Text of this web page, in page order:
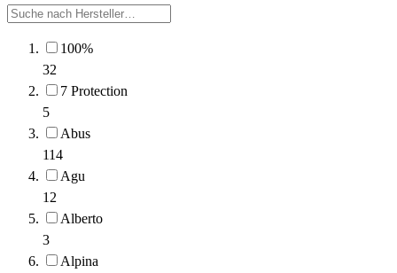
100%
32
7 Protection
5
Abus
114
Agu
12
Alberto
3
Alpina